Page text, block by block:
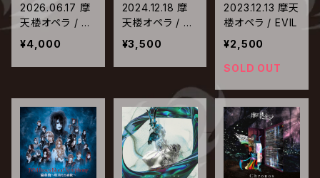
2026.06.17 摩
天楼オペラ / Ci
nematographe
¥4,000
2024.12.18 摩
天楼オペラ / 六
花
¥3,500
2023.12.13 摩天
楼オペラ / EVIL
¥2,500
SOLD OUT